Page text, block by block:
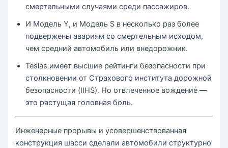
смертельными случаями среди пассажиров.
И Модель Y, и Модель S в несколько раз более
подвержены авариям со смертельным исходом,
чем средний автомобиль или внедорожник.
Teslas имеет высшие рейтинги безопасности при
столкновении от Страхового института дорожной
безопасности (IIHS). Но отвлеченное вождение —
это растущая головная боль.
Инженерные прорывы и усовершенствованная
конструкция шасси сделали автомобили структурно